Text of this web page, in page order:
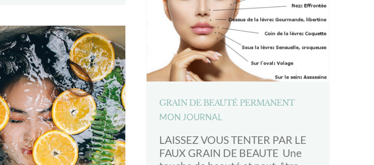
GRAIN DE BEAUTÉ PERMANENT
MON JOURNAL
LAISSEZ VOUS TENTER PAR LE
FAUX GRAIN DE BEAUTE Une